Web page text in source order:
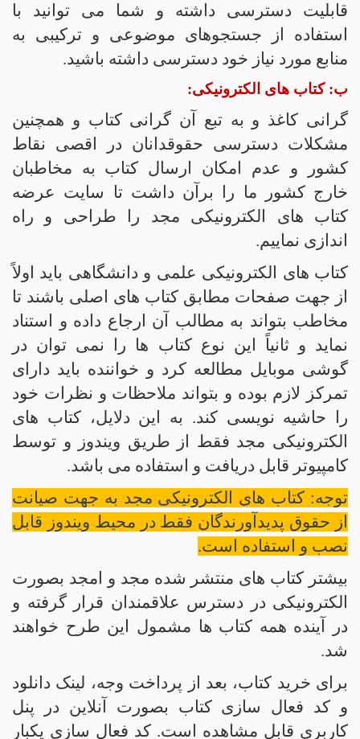
قابلیت دسترسی داشته و شما می توانید با
استفاده از جستجوهای موضوعی و ترکیبی به
منابع مورد نیاز خود دسترسی داشته باشید.
ب: کتاب های الکترونیکی:
گرانی کاغذ و به تبع آن گرانی کتاب و همچنین
مشکلات دسترسی حقوقدانان در اقصی نقاط
کشور و عدم امکان ارسال کتاب به مخاطبان
خارج کشور ما را برآن داشت تا سایت عرضه
کتاب های الکترونیکی مجد را طراحی و راه
اندازی نماییم.
کتاب های الکترونیکی علمی و دانشگاهی باید اولاً
از جهت صفحات مطابق کتاب های اصلی باشند تا
مخاطب بتواند به مطالب آن ارجاع داده و استناد
نماید و ثانیاً این نوع کتاب ها را نمی توان در
گوشی موبایل مطالعه کرد و خواننده باید دارای
تمرکز لازم بوده و بتواند ملاحظات و نظرات خود
را حاشیه نویسی کند. به این دلایل، کتاب های
الکترونیکی مجد فقط از طریق ویندوز و توسط
کامپیوتر قابل دریافت و استفاده می باشد.
توجه: کتاب های الکترونیکی مجد به جهت صیانت
از حقوق پدیدآورندگان فقط در محیط ویندوز قابل
نصب و استفاده است.
بیشتر کتاب های منتشر شده مجد و امجد بصورت
الکترونیکی در دسترس علاقمندان قرار گرفته و
در آینده همه کتاب ها مشمول این طرح خواهند
شد.
برای خرید کتاب، بعد از پرداخت وجه، لینک دانلود
و کد فعال سازی کتاب بصورت آنلاین در پنل
کاربری قابل مشاهده است. کد فعال سازی یکبار